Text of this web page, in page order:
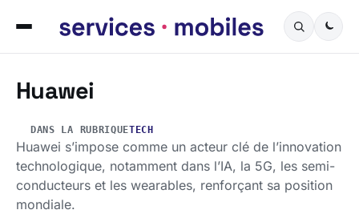
Huawei
DANS LA RUBRIQUETECH
Huawei s’impose comme un acteur clé de l’innovation
technologique, notamment dans l’IA, la 5G, les semi-
conducteurs et les wearables, renforçant sa position
mondiale.